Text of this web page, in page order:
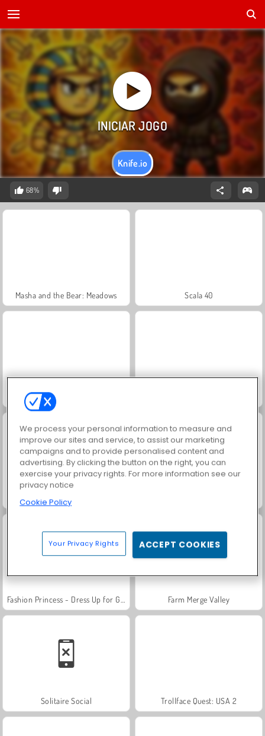
Knife.io
68%
Masha and the Bear: Meadows Scala 40
Juice Merge
Grand Mahjong Connect
Farm Merge Valley
Solitaire Social Trollface Quest: USA 2
We process your personal information to measure and
improve our sites and service, to assist our marketing
campaigns and to provide personalised content and
advertising. By clicking the button on the right, you can
exercise your privacy rights. For more information see our
privacy notice
Cookie Policy
Your Privacy Rights ACCEPT COOKIES